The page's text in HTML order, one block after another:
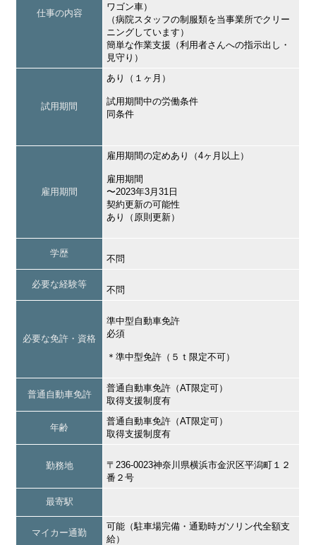
仕事の内容
ワゴン車）
（病院スタッフの制服類を当事業所でクリー
ニングしています）
簡単な作業支援（利用者さんへの指示出し・
見守り）
試用期間
あり（１ヶ月）
試用期間中の労働条件
同条件
雇用期間
雇用期間の定めあり（4ヶ月以上）
雇用期間
〜2023年3月31日
契約更新の可能性
あり（原則更新）
学歴
不問
必要な経験等
不問
必要な免許・資格
準中型自動車免許
必須
＊準中型免許（５ｔ限定不可）
普通自動車免許
普通自動車免許（AT限定可）
取得支援制度有
年齢
普通自動車免許（AT限定可）
取得支援制度有
勤務地
〒236-0023神奈川県横浜市金沢区平潟町１２
番２号
最寄駅
マイカー通勤
可能（駐車場完備・通勤時ガソリン代全額支
給）